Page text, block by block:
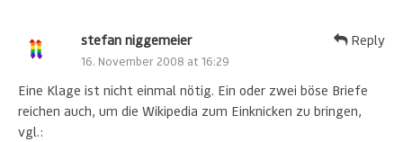
stefan niggemeier
16. November 2008 at 16:29
Eine Klage ist nicht einmal nötig. Ein oder zwei böse Briefe
reichen auch, um die Wikipedia zum Einknicken zu bringen,
vgl.:
Reply